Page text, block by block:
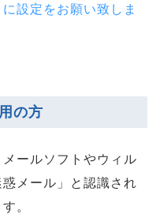
設定をお願い致しま
の方
ールソフトやウィル
メール」と認識され
。